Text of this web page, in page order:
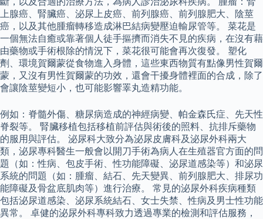
上腺癌、腎臟癌、泌尿上皮癌、前列腺癌、前列腺肥大、陰莖
癌，以及其他腫瘤轉移造成淋巴結病變壓迫輸尿管等。 菜花是
一個無法自癒或靠著個人徒手摳擠而消失不見的疾病，在沒有藉
由藥物或手術根除的情況下，菜花很可能會再次復發。 塑化
劑、環境賀爾蒙從食物進入身體，這些東西物質有點像男性賀爾
蒙，又沒有男性賀爾蒙的功效，還會干擾身體裡面的合成，除了
會讓陰莖變短小，也可能影響睪丸造精功能。
例如：脊髓外傷、糖尿病造成的神經病變、帕金森氏症、先天性
脊裂等。 腎臟移植包括移植前評估與術後的照料、抗排斥藥物
的服用與評估。 泌尿科大致分為泌尿皮膚科及泌尿外科兩大
類，泌尿專科醫生一般會以開刀手術為病人在生殖器官方面的問
題（如：性病、包皮手術、性功能障礙、泌尿道感染等）和泌尿
系統的問題（如：腫瘤、結石、先天變異、前列腺肥大、排尿功
能障礙及骨盆底肌肉等）進行治療。 常見的泌尿外科疾病種類
包括泌尿道感染、泌尿系統結石、女士失禁、性病及男士性功能
異常。 卓健的泌尿外科專科致力透過專業的檢測和評估服務，